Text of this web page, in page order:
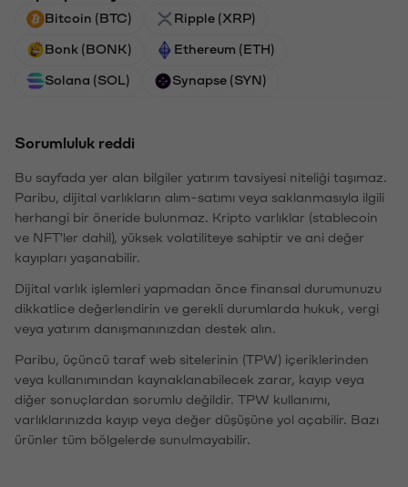
Bitcoin (BTC) Ripple (XRP)
Bonk (BONK) Ethereum (ETH)
Solana (SOL) Synapse (SYN)
Sorumluluk reddi
Bu sayfada yer alan bilgiler yatırım tavsiyesi niteliği taşımaz.
Paribu, dijital varlıkların alım-satımı veya saklanmasıyla ilgili
herhangi bir öneride bulunmaz. Kripto varlıklar (stablecoin
ve NFT'ler dahil), yüksek volatiliteye sahiptir ve ani değer
kayıpları yaşanabilir.
Dijital varlık işlemleri yapmadan önce finansal durumunuzu
dikkatlice değerlendirin ve gerekli durumlarda hukuk, vergi
veya yatırım danışmanınızdan destek alın.
Paribu, üçüncü taraf web sitelerinin (TPW) içeriklerinden
veya kullanımından kaynaklanabilecek zarar, kayıp veya
diğer sonuçlardan sorumlu değildir. TPW kullanımı,
varlıklarınızda kayıp veya değer düşüşüne yol açabilir. Bazı
ürünler tüm bölgelerde sunulmayabilir.